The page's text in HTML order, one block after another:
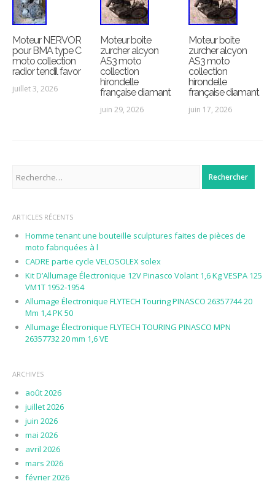
Moteur NERVOR
pour BMA type C
moto collection
radior tendil favor
juillet 3, 2026
Moteur boite
zurcher alcyon
AS3 moto
collection
hirondelle
française diamant
juin 29, 2026
Moteur boite
zurcher alcyon
AS3 moto
collection
hirondelle
française diamant
juin 17, 2026
ARTICLES RÉCENTS
Homme tenant une bouteille sculptures faites de pièces de
moto fabriquées à l
CADRE partie cycle VELOSOLEX solex
Kit D’Allumage Électronique 12V Pinasco Volant 1,6 Kg VESPA 125
VM1T 1952-1954
Allumage Électronique FLYTECH Touring PINASCO 26357744 20
Mm 1,4 PK 50
Allumage Électronique FLYTECH TOURING PINASCO MPN
26357732 20 mm 1,6 VE
ARCHIVES
août 2026
juillet 2026
juin 2026
mai 2026
avril 2026
mars 2026
février 2026